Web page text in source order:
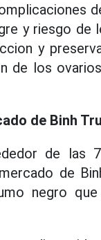
y riesgo de
y
de los
de Binh
de las
de
negro